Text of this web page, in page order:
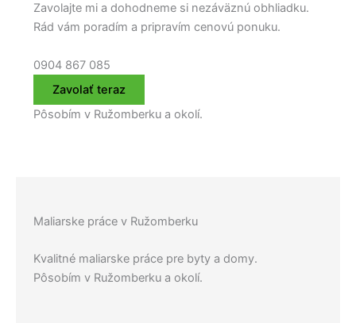
Zavolajte mi a dohodneme si nezáväznú obhliadku.
Rád vám poradím a pripravím cenovú ponuku.
0904 867 085
Zavolať teraz
Pôsobím v Ružomberku a okolí.
Maliarske práce v Ružomberku
Kvalitné maliarske práce pre byty a domy.
Pôsobím v Ružomberku a okolí.